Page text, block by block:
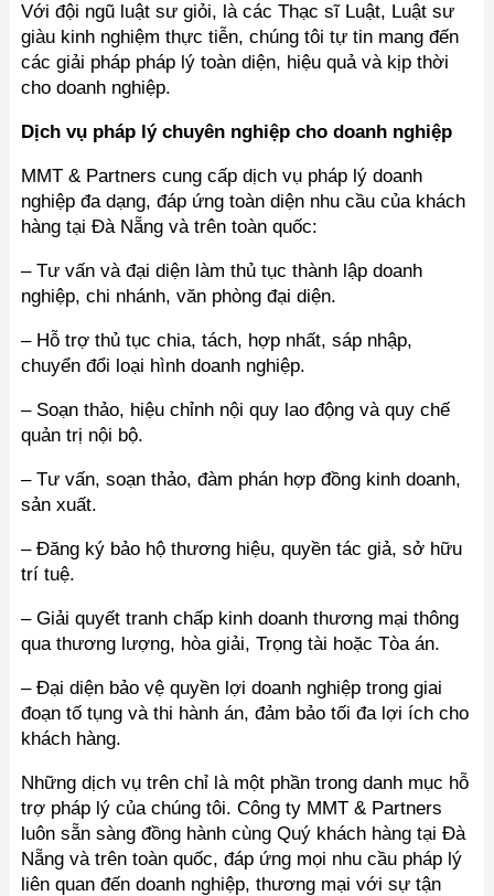
Với đội ngũ luật sư giỏi, là các Thạc sĩ Luật, Luật sư
giàu kinh nghiệm thực tiễn, chúng tôi tự tin mang đến
các giải pháp pháp lý toàn diện, hiệu quả và kịp thời
cho doanh nghiệp.
Dịch vụ pháp lý chuyên nghiệp cho doanh nghiệp
MMT & Partners cung cấp dịch vụ pháp lý doanh
nghiệp đa dạng, đáp ứng toàn diện nhu cầu của khách
hàng tại Đà Nẵng và trên toàn quốc:
– Tư vấn và đại diện làm thủ tục thành lập doanh
nghiệp, chi nhánh, văn phòng đại diện.
– Hỗ trợ thủ tục chia, tách, hợp nhất, sáp nhập,
chuyển đổi loại hình doanh nghiệp.
– Soạn thảo, hiệu chỉnh nội quy lao động và quy chế
quản trị nội bộ.
– Tư vấn, soạn thảo, đàm phán hợp đồng kinh doanh,
sản xuất.
– Đăng ký bảo hộ thương hiệu, quyền tác giả, sở hữu
trí tuệ.
– Giải quyết tranh chấp kinh doanh thương mại thông
qua thương lượng, hòa giải, Trọng tài hoặc Tòa án.
– Đại diện bảo vệ quyền lợi doanh nghiệp trong giai
đoạn tố tụng và thi hành án, đảm bảo tối đa lợi ích cho
khách hàng.
Những dịch vụ trên chỉ là một phần trong danh mục hỗ
trợ pháp lý của chúng tôi. Công ty MMT & Partners
luôn sẵn sàng đồng hành cùng Quý khách hàng tại Đà
Nẵng và trên toàn quốc, đáp ứng mọi nhu cầu pháp lý
liên quan đến doanh nghiệp, thương mại với sự tận